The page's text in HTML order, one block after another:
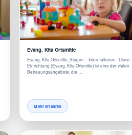
Evang. Kita Ortsmitte
Evang. Kita Ortsmitte, Siegen - Informationen Diese
Einrichtung (Evang. Kita Ortsmitte) ist eine der vielen
Betreuungsangebote, die …
Mehr erfahren